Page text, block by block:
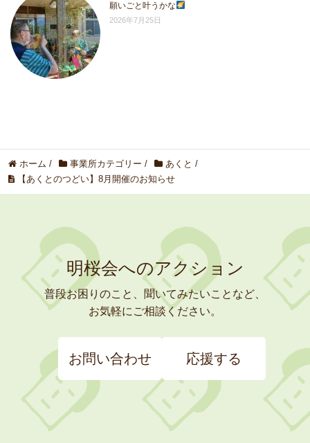
願いごと叶うかな
2026年7月25日
ホーム / 事業所カテゴリー / あくと /
【あくとのつどい】8月開催のお知らせ
明桜会へのアクション
普段お困りのこと、聞いてみたいことなど、
お気軽にご相談ください。
お問い合わせ 応援する